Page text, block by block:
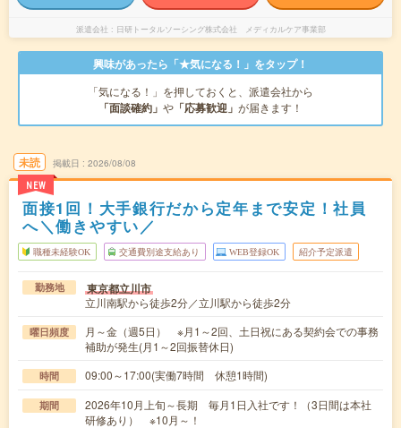
派遣会社 日研トータルソーシング株式会社 メディカルケア事業部
興味があったら「★気になる！」をタップ！
「気になる！」を押しておくと、派遣会社から
「面談確約」 や 「応募歓迎」 が届きます！
未読
NEW
掲載日 2026/08/08
面接1回！大手銀行だから定年まで安定！社員
へ＼働きやすい／
職種未経験OK 交通費別途支給あり WEB登録OK 紹介予定派遣
勤務地 東京都立川市
立川南駅から徒歩2分／立川駅から徒歩2分
曜日頻度
月～金（週5日） ※月1～2回、土日祝にある契約会での事務
補助が発生(月1～2回振替休日)
時間 09:00～17:00(実働7時間 休憩1時間)
期間
2026年10月上旬～長期 毎月1日入社です！（3日間は本社
研修あり） ※10月～！